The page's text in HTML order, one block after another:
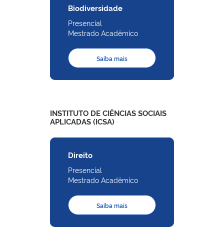
Biodiversidade
Presencial
Mestrado Acadêmico
Saiba mais
INSTITUTO DE CIÊNCIAS SOCIAIS
APLICADAS (ICSA)
Direito
Presencial
Mestrado Acadêmico
Saiba mais